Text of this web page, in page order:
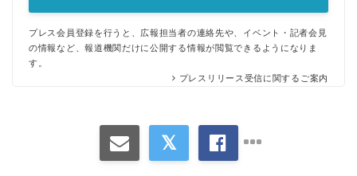
プレス会員登録を行うと、広報担当者の連絡先や、イベント・記者会見
の情報など、報道機関だけに公開する情報が閲覧できるようになりま
す。
プレスリリース受信に関するご案内